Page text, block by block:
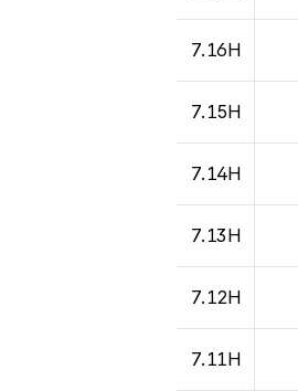
7.16H
7.15H
7.14H
7.13H
7.12H
7.11H